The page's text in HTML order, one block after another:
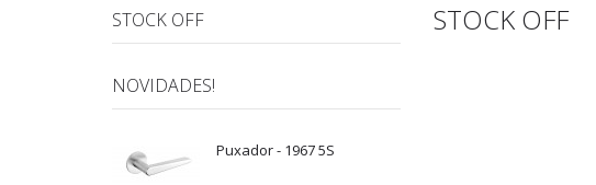
STOCK OFF
NOVIDADES!
Puxador - 1967 5S
STOCK OFF